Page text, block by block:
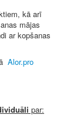
kā arī
mājas
ar kopšanas
Alor.pro
par: